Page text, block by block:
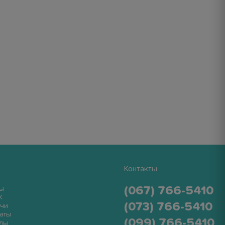
Контакты
(067) 766-5410
(073) 766-5410